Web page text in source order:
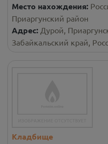
Место нахождения:
Приаргунский район
Адрес: Дурой,
Забайкальский край,
Кладбище